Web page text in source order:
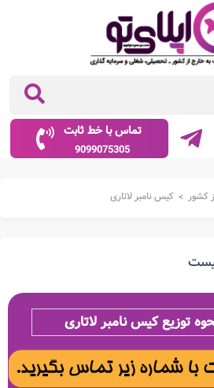
تماس با خط ثابت
9099075305
کشور > کیس نامبر لاتاری
توزیع کیس نامبر لاتاری